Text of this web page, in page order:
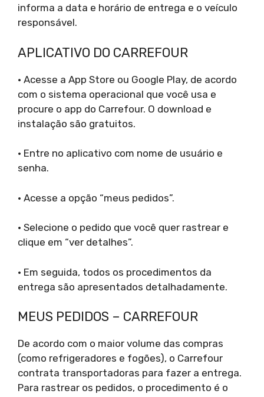
informa a data e horário de entrega e o veículo
responsável.
APLICATIVO DO CARREFOUR
• Acesse a App Store ou Google Play, de acordo
com o sistema operacional que você usa e
procure o app do Carrefour. O download e
instalação são gratuitos.
• Entre no aplicativo com nome de usuário e
senha.
• Acesse a opção “meus pedidos”.
• Selecione o pedido que você quer rastrear e
clique em “ver detalhes”.
• Em seguida, todos os procedimentos da
entrega são apresentados detalhadamente.
MEUS PEDIDOS – CARREFOUR
De acordo com o maior volume das compras
(como refrigeradores e fogões), o Carrefour
contrata transportadoras para fazer a entrega.
Para rastrear os pedidos, o procedimento é o